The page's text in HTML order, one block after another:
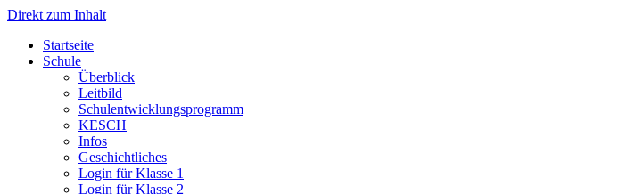
Direkt zum Inhalt
Start­sei­te
Schu­le
Über­blick
Leit­bild
Schul­ent­wick­lungs­pro­gramm
KESCH
Infos
Geschicht­li­ches
Log­in für Klas­se 1
Log­in für Klas­se 2